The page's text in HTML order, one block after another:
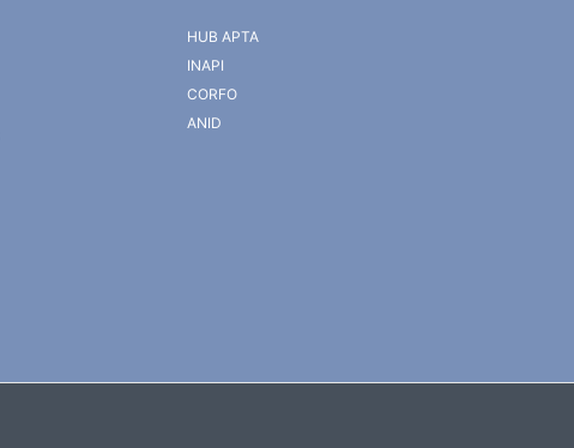
HUB APTA
INAPI
CORFO
ANID